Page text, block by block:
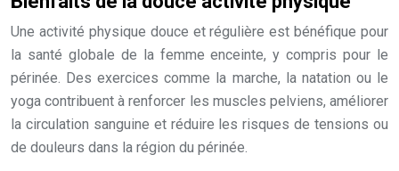
Une activité physique douce et régulière est bénéfique pour
la santé globale de la femme enceinte, y compris pour le
périnée. Des exercices comme la marche, la natation ou le
yoga contribuent à renforcer les muscles pelviens, améliorer
la circulation sanguine et réduire les risques de tensions ou
de douleurs dans la région du périnée.